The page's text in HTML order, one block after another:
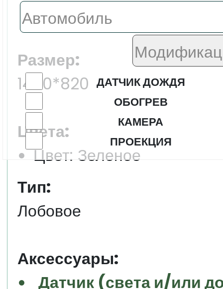
ДАТЧИК ДОЖДЯ
ОБОГРЕВ
КАМЕРА
ПРОЕКЦИЯ
FYG
Размер:
1440*820
Цвета:
Цвет: Зеленое
Тип:
Лобовое
Аксессуары:
Датчик (света и/или